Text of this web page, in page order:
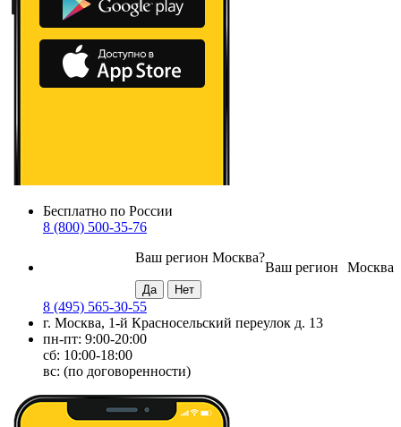
Бесплатно по России
8 (800) 500-35-76
Москва
Ваш регион
Ваш регион Москва?
8 (495) 565-30-55
г. Москва, 1-й Красносельский переулок д. 13
пн-пт: 9:00-20:00
сб: 10:00-18:00
вс: (по договоренности)